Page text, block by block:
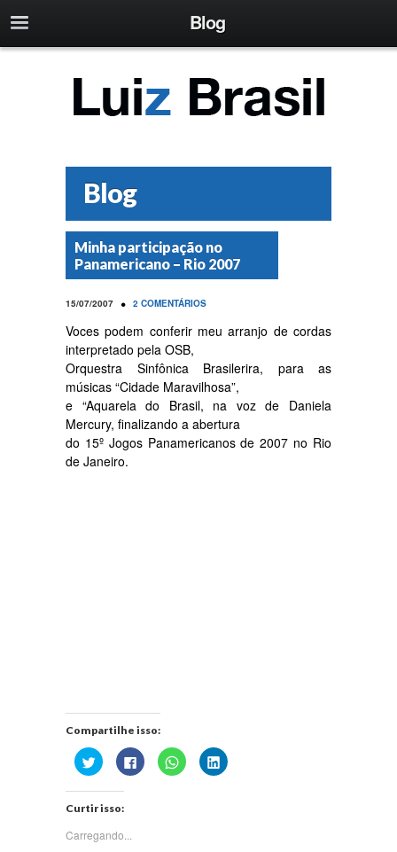
Blog
Blog
Minha participação no
Panamericano – Rio 2007
15/07/2007 • 2 COMENTÁRIOS
Voces podem conferir meu arranjo de cordas
interpretado pela OSB,
Orquestra Sinfônica Brasilerira, para as
músicas “Cidade Maravilhosa”,
e “Aquarela do Brasil, na voz de Daniela
Mercury, finalizando a abertura
do 15º Jogos Panamericanos de 2007 no Rio
de Janeiro.
Compartilhe isso:
Clique
para
compartilhar
no
Twitter(abre
em
janela)
Clique
para
compartilhar
Clique
para
compartilhar
Clique
para
Curtir isso:
Carregando...